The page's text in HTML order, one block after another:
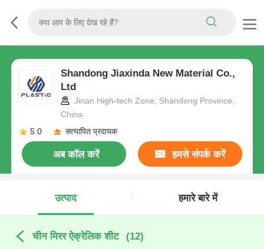
Shandong Jiaxinda New Material Co.,
Ltd
Jinan High-tech Zone, Shandong Province,
China
5.0
सत्यापित प्रदायक
अब कॉल करें हमसे संपर्क करें
उत्पाद हमारे बारे में
चीन मिरर ऐक्रेलिक शीट (12)